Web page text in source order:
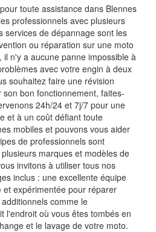
toute assistance dans Blennes
professionnels avec plusieurs
services de dépannage sont les
ou réparation sur une moto
il n'y a aucune panne impossible à
avec votre engin à deux
souhaitez faire une révision
bon fonctionnement, faites-
24h/24 et 7j/7 pour une
et à un coût défiant toute
mobiles et pouvons vous aider
de professionnels sont
marques et modèles de
invitons à utiliser tous nos
inclus : une excellente équipe
expérimentée pour réparer
comme le
l'endroit où vous êtes tombés en
et le lavage de votre moto.